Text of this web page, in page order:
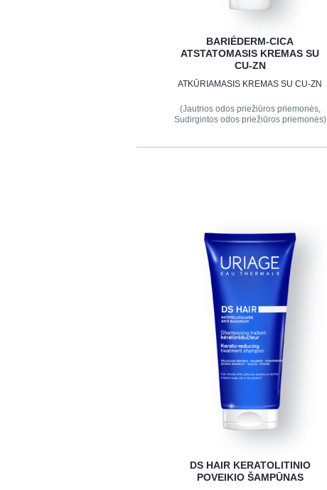
BARIÉDERM-CICA
ATSTATOMASIS KREMAS SU
CU-ZN
ATKŪRIAMASIS KREMAS SU CU-ZN
(Jautrios odos priežiūros priemonės,
Sudirgintos odos priežiūros priemonės)
DS HAIR KERATOLITINIO
POVEIKIO ŠAMPŪNAS